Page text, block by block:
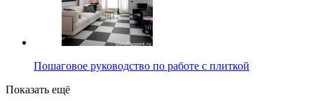
Пошаговое руководство по работе с плиткой
Показать ещё